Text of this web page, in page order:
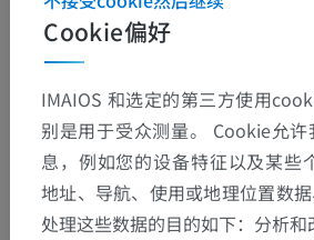
Cookie偏好
IMAIOS 和选定的第三方使用
别是用于受众测量。 Cookie允
息，例如您的设备特征以及某些
地址、导航、使用或地理位置数据
处理这些数据的目的如下：分析